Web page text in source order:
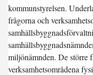
kommunstyrelsen.
frågorna och
miljönämnden. De större
verksamhetsområdena